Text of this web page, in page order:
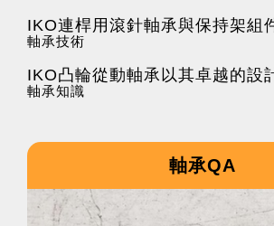
軸承技術
軸承知識
軸承QA